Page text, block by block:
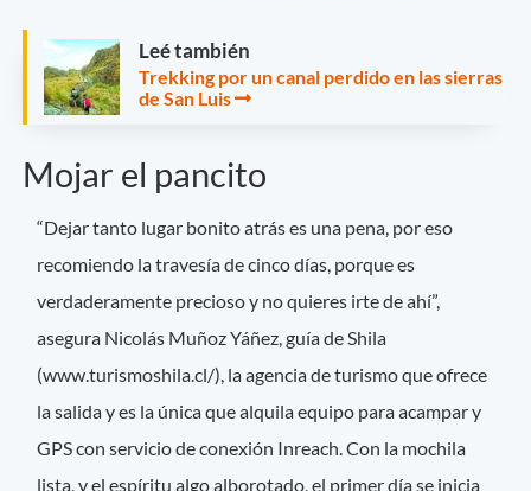
Leé también
Trekking por un canal perdido en las sierras
de San Luis
Mojar el pancito
“Dejar tanto lugar bonito atrás es una pena, por eso
recomiendo la travesía de cinco días, porque es
verdaderamente precioso y no quieres irte de ahí”,
asegura Nicolás Muñoz Yáñez, guía de Shila
(www.turismoshila.cl/), la agencia de turismo que ofrece
la salida y es la única que alquila equipo para acampar y
GPS con servicio de conexión Inreach. Con la mochila
lista, y el espíritu algo alborotado, el primer día se inicia